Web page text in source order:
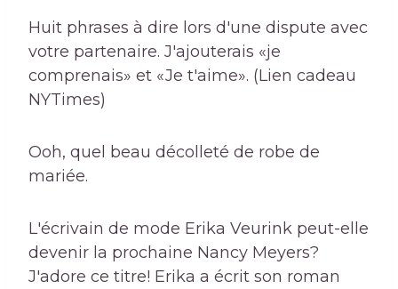
Huit phrases à dire lors d'une dispute avec
votre partenaire. J'ajouterais «je
comprenais» et «Je t'aime». (Lien cadeau
NYTimes)
Ooh, quel beau décolleté de robe de
mariée.
L'écrivain de mode Erika Veurink peut-elle
devenir la prochaine Nancy Meyers?
J'adore ce titre! Erika a écrit son roman